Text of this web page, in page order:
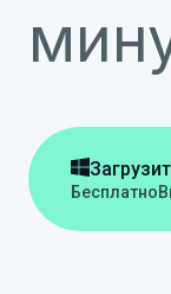

Бесплатно